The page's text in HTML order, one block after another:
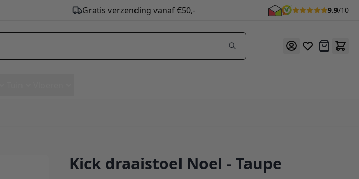
Gratis verzending vanaf €50,- 9.9/10
Offerte
Kick draaistoel Noel - Taupe